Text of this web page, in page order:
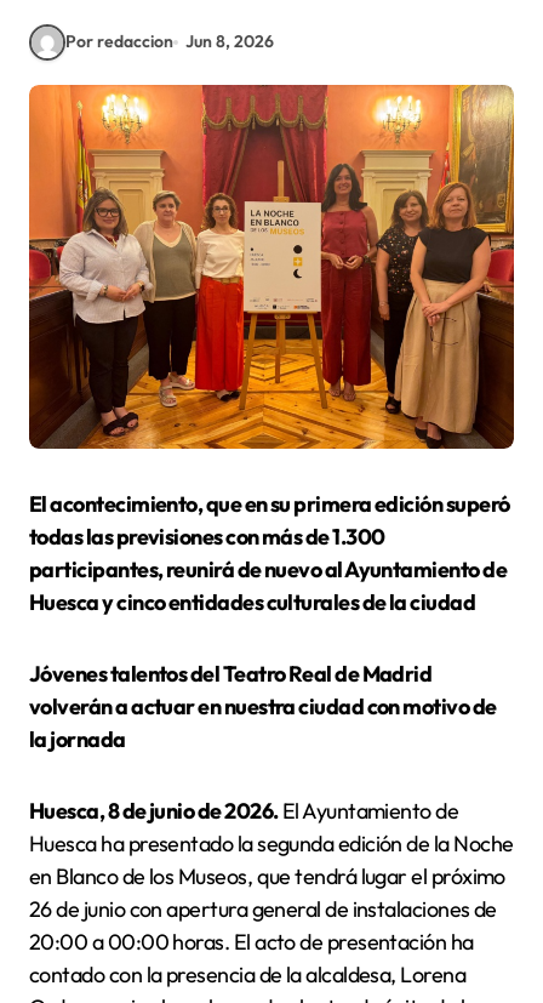
Por redaccion Jun 8, 2026
El acontecimiento, que en su primera edición superó
todas las previsiones con más de 1.300
participantes, reunirá de nuevo al Ayuntamiento de
Huesca y cinco entidades culturales de la ciudad
Jóvenes talentos del Teatro Real de Madrid
volverán a actuar en nuestra ciudad con motivo de
la jornada
Huesca, 8 de junio de 2026.El Ayuntamiento de
Huesca ha presentado la segunda edición de la Noche
en Blanco de los Museos, que tendrá lugar el próximo
26 de junio con apertura general de instalaciones de
20:00 a 00:00 horas. El acto de presentación ha
contado con la presencia de la alcaldesa, Lorena